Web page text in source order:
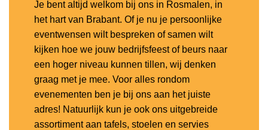
Je bent altijd welkom bij ons in Rosmalen, in
het hart van Brabant. Of je nu je persoonlijke
eventwensen wilt bespreken of samen wilt
kijken hoe we jouw bedrijfsfeest of beurs naar
een hoger niveau kunnen tillen, wij denken
graag met je mee. Voor alles rondom
evenementen ben je bij ons aan het juiste
adres! Natuurlijk kun je ook ons uitgebreide
assortiment aan tafels, stoelen en servies